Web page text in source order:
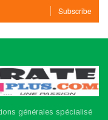
Subscribe
générales spécialisé